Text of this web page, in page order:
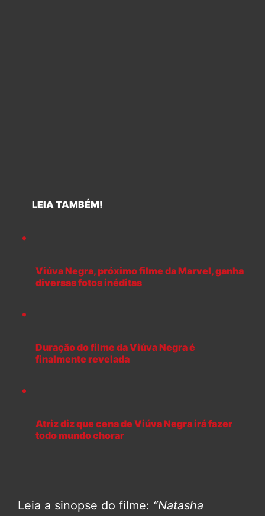
LEIA TAMBÉM!
Viúva Negra, próximo filme da Marvel, ganha
diversas fotos inéditas
Duração do filme da Viúva Negra é
finalmente revelada
Atriz diz que cena de Viúva Negra irá fazer
todo mundo chorar
Leia a sinopse do filme: “Natasha